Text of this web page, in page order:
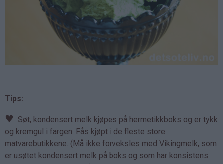
Tips:
♥ Søt, kondensert melk kjøpes på hermetikkboks og er tykk
og kremgul i fargen. Fås kjøpt i de fleste store
matvarebutikkene. (Må ikke forveksles med Vikingmelk, som
er usøtet kondensert melk på boks og som har konsistens